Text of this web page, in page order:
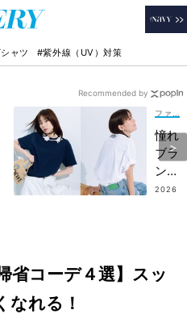
ャツ #紫外線（UV）対策
憧れ
ブラ
ンド
の
ツ】
2026
Recommended by
省コーデ４選】スッ
なれる！